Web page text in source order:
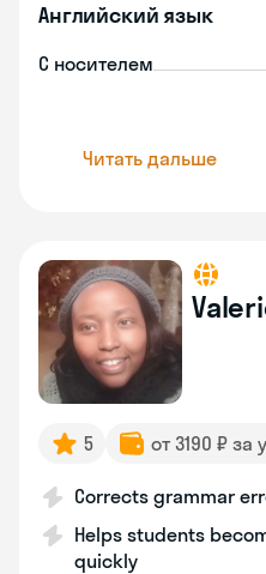
Английский язык
С носителем
Читать дальше
5 от 3190 ₽ за
Corrects grammar
Helps students
quickly